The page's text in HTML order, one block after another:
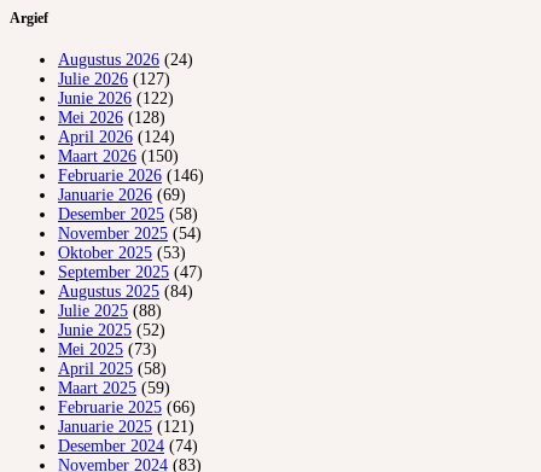
Argief
Augustus 2026 (24)
Julie 2026 (127)
Junie 2026 (122)
Mei 2026 (128)
April 2026 (124)
Maart 2026 (150)
Februarie 2026 (146)
Januarie 2026 (69)
Desember 2025 (58)
November 2025 (54)
Oktober 2025 (53)
September 2025 (47)
Augustus 2025 (84)
Julie 2025 (88)
Junie 2025 (52)
Mei 2025 (73)
April 2025 (58)
Maart 2025 (59)
Februarie 2025 (66)
Januarie 2025 (121)
Desember 2024 (74)
November 2024 (83)